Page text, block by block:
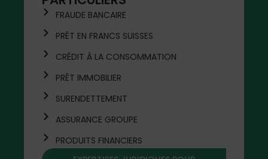
FRAUDE BANCAIRE
PRÊT EN FRANCS SUISSES
CRÉDIT À LA CONSOMMATION
PRÊT IMMOBILIER
SURENDETTEMENT
ASSURANCE GROUPE
PRODUITS FINANCIERS